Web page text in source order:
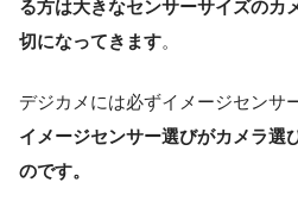
る方は大きなセンサーサイズのカ
切になってきます。
デジカメには必ずイメージセンサ
イメージセンサー選びがカメラ選
のです。